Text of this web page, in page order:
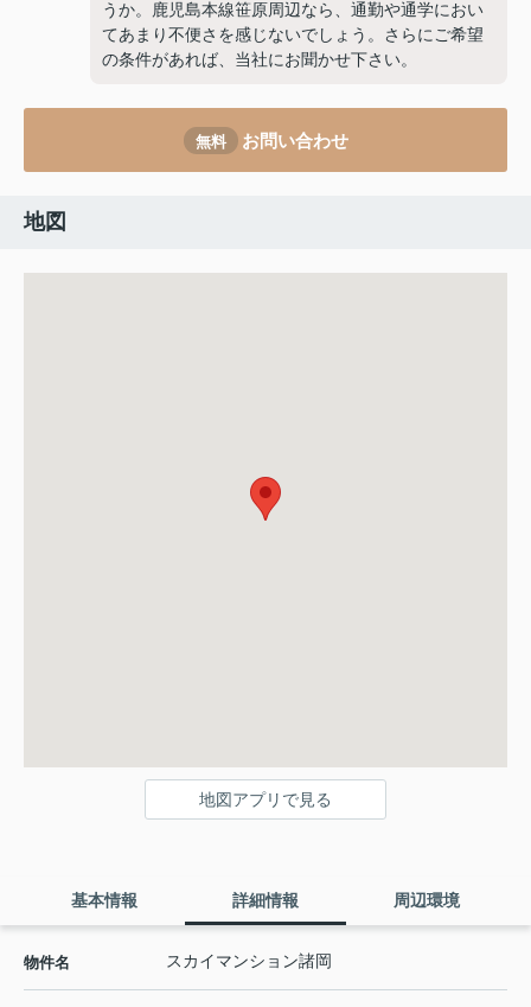
うか。鹿児島本線笹原周辺なら、通勤や通学におい
てあまり不便さを感じないでしょう。さらにご希望
の条件があれば、当社にお聞かせ下さい。
無料 お問い合わせ
地図
地図アプリで見る
基本情報 詳細情報 周辺環境
物件名 スカイマンション諸岡